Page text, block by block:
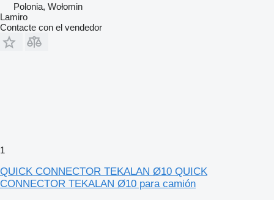
Polonia, Wołomin
Lamiro
Contacte con el vendedor
1
QUICK CONNECTOR TEKALAN Ø10 QUICK
CONNECTOR TEKALAN Ø10 para camión